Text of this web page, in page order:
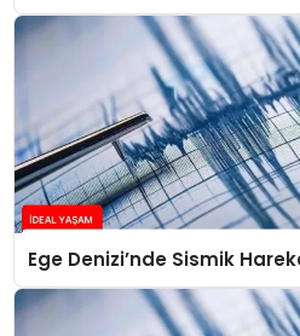
Ege Denizi’nde Sismik